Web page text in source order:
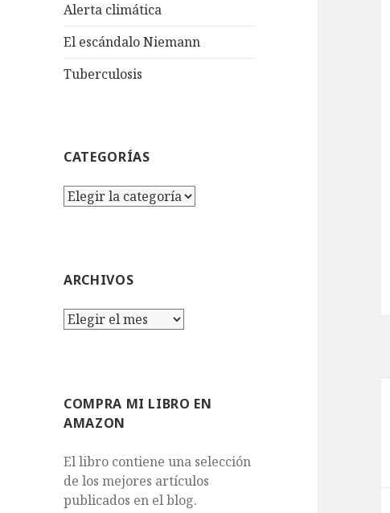
Alerta climática
El escándalo Niemann
Tuberculosis
CATEGORÍAS
Categorías
ARCHIVOS
Archivos
COMPRA MI LIBRO EN
AMAZON
El libro contiene una selección
de los mejores artículos
publicados en el blog.